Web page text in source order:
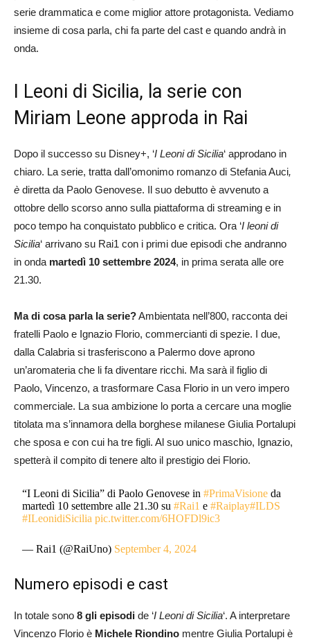
serie drammatica e come miglior attore protagonista. Vediamo
insieme di cosa parla, chi fa parte del cast e quando andrà in
onda.
I Leoni di Sicilia, la serie con
Miriam Leone approda in Rai
Dopo il successo su Disney+, ‘I Leoni di Sicilia‘ approdano in
chiaro. La serie, tratta dall’omonimo romanzo di Stefania Auci,
è diretta da Paolo Genovese. Il suo debutto è avvenuto a
ottobre dello scorso anno sulla piattaforma di streaming e in
poco tempo ha conquistato pubblico e critica. Ora ‘I leoni di
Sicilia‘ arrivano su Rai1 con i primi due episodi che andranno
in onda martedì 10 settembre 2024, in prima serata alle ore
21.30.
Ma di cosa parla la serie?Ambientata nell’800, racconta dei
fratelli Paolo e Ignazio Florio, commercianti di spezie. I due,
dalla Calabria si trasferiscono a Palermo dove aprono
un’aromateria che li fa diventare ricchi. Ma sarà il figlio di
Paolo, Vincenzo, a trasformare Casa Florio in un vero impero
commerciale. La sua ambizione lo porta a cercare una moglie
titolata ma s’innamora della borghese milanese Giulia Portalupi
che sposa e con cui ha tre figli. Al suo unico maschio, Ignazio,
spetterà il compito di tenere alto il prestigio dei Florio.
“I Leoni di Sicilia” di Paolo Genovese in#PrimaVisione da
martedì 10 settembre alle 21.30 su#Rai1 e#Raiplay#ILDS
#ILeonidiSicilia pic.twitter.com/6HOFDl9ic3
— Rai1 (@RaiUno) September 4, 2024
Numero episodi e cast
In totale sono 8 gli episodi de ‘I Leoni di Sicilia‘. A interpretare
Vincenzo Florio è Michele Riondino mentre Giulia Portalupi è